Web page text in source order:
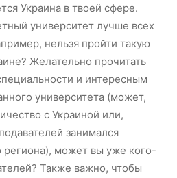
Украина в твоей сфере.
университет лучше всех
нельзя пройти такую
Желательно прочитать
и интересным
университета (может,
с Украиной или,
занимался
региона), может вы уже кого-
Также важно, чтобы